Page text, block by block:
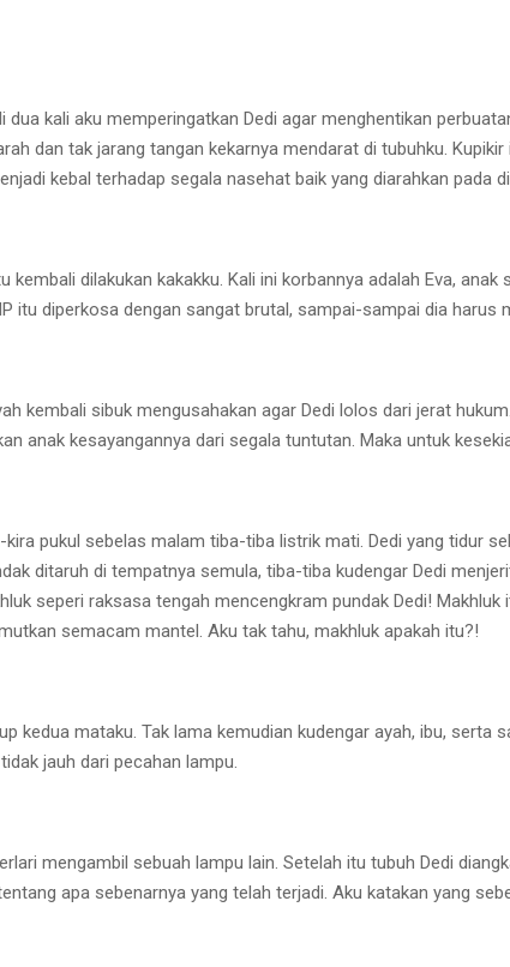
dua kali aku memperingatkan Dedi agar menghentikan
dan tak jarang tangan kekarnya mendarat di tubuhku.
kebal terhadap segala nasehat baik yang diarahkan pada
kembali dilakukan kakakku. Kali ini korbannya adalah Eva,
itu diperkosa dengan sangat brutal, sampai-sampai dia harus
kembali sibuk mengusahakan agar Dedi lolos dari jerat
anak kesayangannya dari segala tuntutan. Maka untuk
pukul sebelas malam tiba-tiba listrik mati. Dedi yang tidur
ditaruh di tempatnya semula, tiba-tiba kudengar Dedi
seperi raksasa tengah mencengkram pundak Dedi!
semacam mantel. Aku tak tahu, makhluk apakah itu?!
kedua mataku. Tak lama kemudian kudengar ayah, ibu, serta
jauh dari pecahan lampu.
mengambil sebuah lampu lain. Setelah itu tubuh Dedi
apa sebenarnya yang telah terjadi. Aku katakan yang